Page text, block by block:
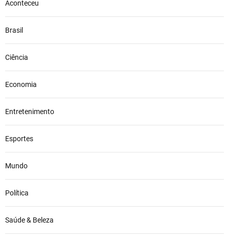
Aconteceu
Brasil
Ciência
Economia
Entretenimento
Esportes
Mundo
Política
Saúde & Beleza